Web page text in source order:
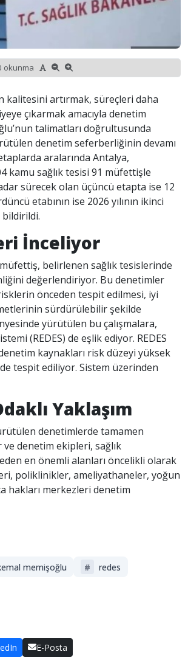
okunma
kalitesini artırmak, süreçleri daha
çıkarmak amacıyla denetim
talimatları doğrultusunda
denetim seferberliğinin devamı
aralarında Antalya,
kamu sağlık tesisi 91 müfettişle
sürecek olan üçüncü etapta ise 12
etabının ise 2026 yılının ikinci
bildirildi.
İnceliyor
belirlenen sağlık tesislerinde
değerlendiriyor. Bu denetimler
önceden tespit edilmesi, iyi
sürdürülebilir şekilde
yürütülen bu çalışmalara,
(REDES) de eşlik ediyor. REDES
kaynakları risk düzeyi yüksek
tespit ediliyor. Sistem üzerinden
Yaklaşım
denetimlerde tamamen
denetim ekipleri, sağlık
en önemli alanları öncelikli olarak
poliklinikler, ameliyathaneler, yoğun
hakları merkezleri denetim
memişoğlu #
redes
E-Posta